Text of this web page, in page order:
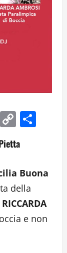
Threads
Copy
Buona
della
RICCARDA
e non